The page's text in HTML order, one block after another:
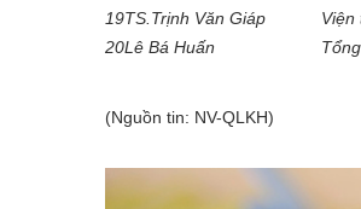
19TS.Trịnh Văn Giáp Viện
20Lê Bá Huấn
(Nguồn tin: NV-QLKH)